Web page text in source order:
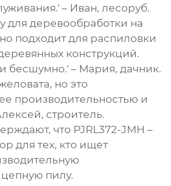
– Иван, лесоруб.
для деревообработки на
подходит для распиловки
конструкций.
бесшумно.' – Мария, дачник.
но это
производительностью и
строитель.
что PJRL372-JMH –
для тех, кто ищет
пилу.